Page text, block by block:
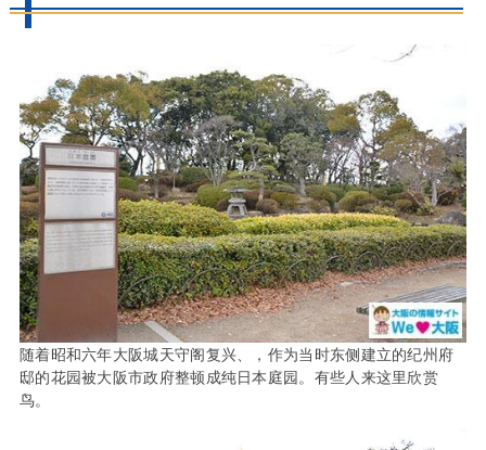
随着昭和六年大阪城天守阁复兴、，作为当时东侧建立的纪州府
邸的花园被大阪市政府整顿成纯日本庭园。有些人来这里欣赏
鸟。